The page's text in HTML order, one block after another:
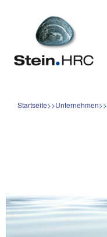
Startseite Unternehmen